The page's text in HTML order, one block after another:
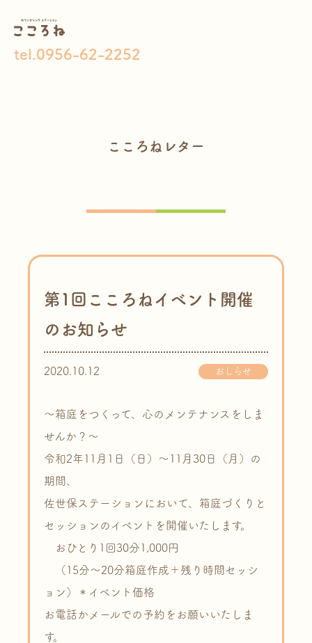
tel.0956-62-2252
こころねレター
第1回こころねイベント開催
のお知らせ
2020.10.12 おしらせ
～箱庭をつくって、心のメンテナンスをしま
せんか？～
令和2年11月1日（日）～11月30日（月）の
期間、
佐世保ステーションにおいて、箱庭づくりと
セッションのイベントを開催いたします。
おひとり1回30分1,000円
（15分～20分箱庭作成＋残り時間セッシ
ョン）＊イベント価格
お電話かメールでの予約をお願いいたしま
す。